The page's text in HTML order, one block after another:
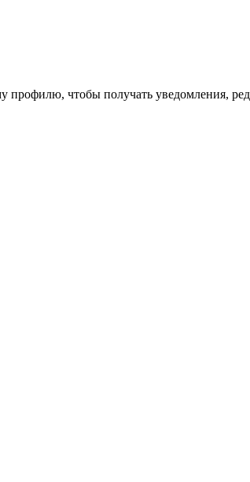
чтобы получать уведомления,